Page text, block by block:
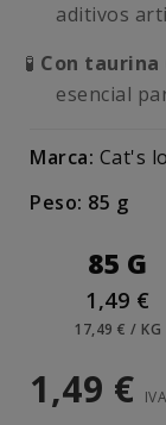
aditivos
🧪 Con taurina
esencial
Marca: Cat's
Peso: 85 g
85 G
1,49 €
17,49 € / KG
1,49 €